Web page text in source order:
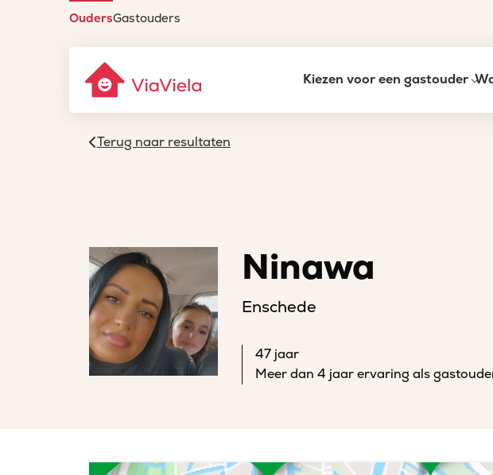
OudersGastouders
Kiezen voor een gastouder
Terug naar resultaten
Ninawa
Enschede
47 jaar
Meer dan 4 jaar ervaring als